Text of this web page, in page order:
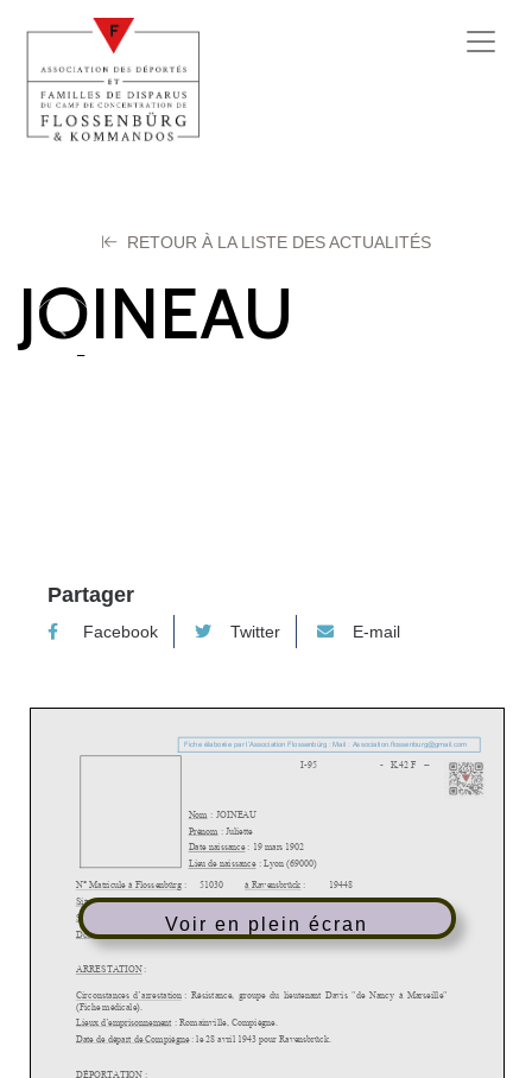
RETOUR À LA LISTE DES ACTUALITÉS
JOINEAU
Juliette
Partager
Facebook Twitter E-mail
Voir en plein écran